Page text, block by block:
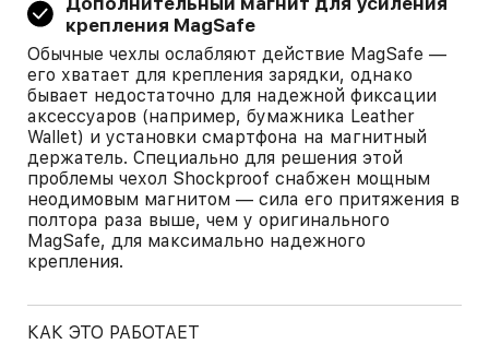
крепления MagSafe
Обычные чехлы ослабляют действие MagSafe —
его хватает для крепления зарядки, однако
бывает недостаточно для надежной фиксации
аксессуаров (например, бумажника Leather
Wallet) и установки смартфона на магнитный
держатель. Специально для решения этой
проблемы чехол Shockproof снабжен мощным
неодимовым магнитом — сила его притяжения в
полтора раза выше, чем у оригинального
MagSafe, для максимально надежного
крепления.
КАК ЭТО РАБОТАЕТ